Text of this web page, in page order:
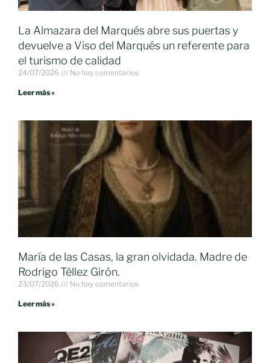
La Almazara del Marqués abre sus puertas y
devuelve a Viso del Marqués un referente para
el turismo de calidad
24/07/2026 No hay comentarios
Leer más »
María de las Casas, la gran olvidada. Madre de
Rodrigo Téllez Girón.
23/07/2026 No hay comentarios
Leer más »